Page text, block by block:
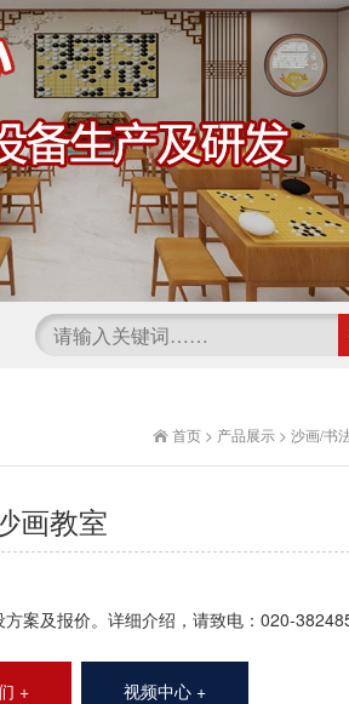
首页 > 产品展示 > 沙画/书
画教室
方案及报价。详细介绍，请致电：020-
+ 视频中心 +